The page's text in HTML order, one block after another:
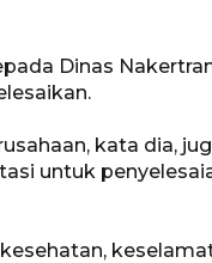
Dinas
kata dia,
untuk
Soya di